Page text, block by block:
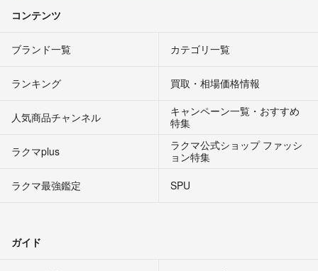
コンテンツ
ブランド一覧 カテゴリ一覧
ランキング 買取・相場価格情報
人気商品チャンネル
キャンペーン一覧・おすすめ
特集
ラクマplus
ラクマ公式ショップ ファッシ
ョン特集
ラクマ最強鑑定
SPU
ガイド